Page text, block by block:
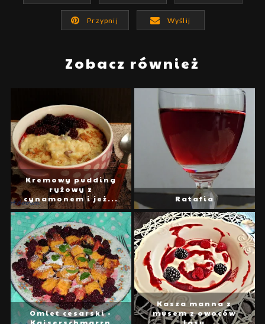
Przypnij Wyślij
Zobacz również
Kremowy pudding
ryżowy z
cynamonem i jeż...
Ratafia
Omlet cesarski -
Kaiserschmarrn
Kasza manna z
musem z owoców
lasu